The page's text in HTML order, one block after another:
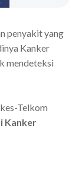
penyakit yang
Kanker
mendeteksi
Telkom
Kanker